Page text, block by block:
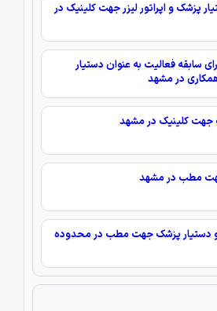
پزشک و اپراتور لیزر جهت کلینیک در
سابقه فعالیت به عنوان دستیار
همکاری در مشهد
جهت کلینیک در مشهد
مطب در مشهد
دستیار پزشک جهت مطب در محدوده